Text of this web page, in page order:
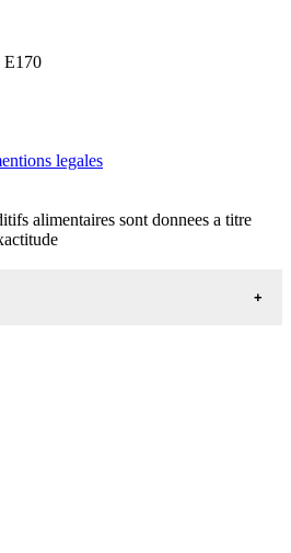
E170
legales
alimentaires sont donnees a titre